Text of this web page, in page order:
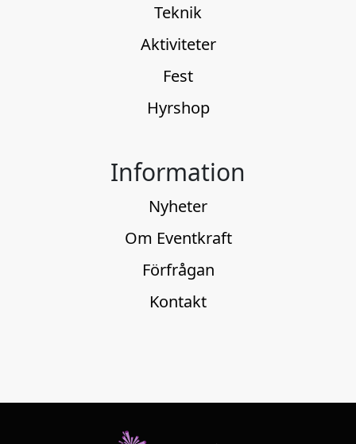
Teknik
Aktiviteter
Fest
Hyrshop
Information
Nyheter
Om Eventkraft
Förfrågan
Kontakt